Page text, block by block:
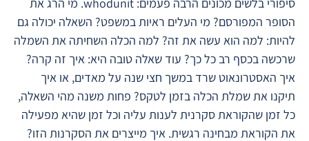
הסופר המפורסם? מי העלים ראיות במשפט? השאלה יכולה גם
להיות: למה הוא עשה את זה? למה הכלה השחיתה את השמלה
שרכשה בכסף רב כל כך? עוד שאלה טובה היא: איך זה קרה?
איך האסטרונאוט שרד במשך חצי שנה על מאדים, או איך
תיקנו את שמלת הכלה בזמן לטקס? פחות משנה מהי השאלה,
כל זמן שהקוראת סקרנית לענות עליה וכל זמן שהיא מפעילה
את הקוראת מבחינה רגשית. איך מייצרים את הסקרנות הזו?